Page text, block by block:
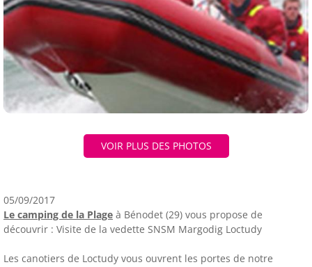
VOIR PLUS DES PHOTOS
05/09/2017
Le camping de la Plage à Bénodet (29) vous propose de
découvrir : Visite de la vedette SNSM Margodig Loctudy
Les canotiers de Loctudy vous ouvrent les portes de notre